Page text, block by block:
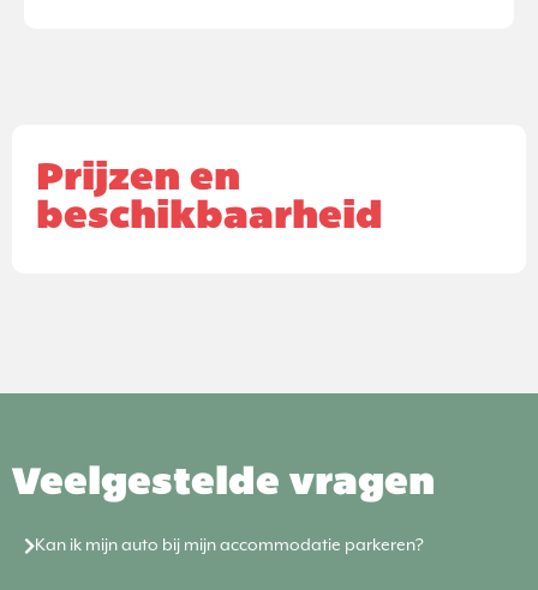
Prijzen en
beschikbaarheid
Veelgestelde vragen
Kan ik mijn auto bij mijn accommodatie parkeren?